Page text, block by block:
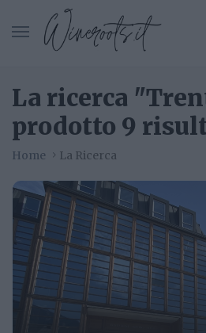
La ricerca
prodotto 9
Home La Ricerca